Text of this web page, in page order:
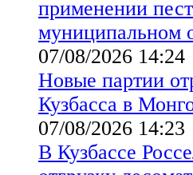
применении
муниципальном
07/08/2026 14:24
Новые партии
Кузбасса в
07/08/2026 14:23
В Кузбассе